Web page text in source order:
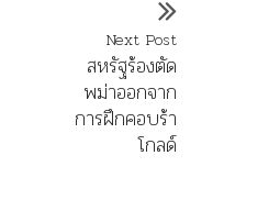
Next Post
สหรัฐร้องตัด
พม่าออกจาก
การฝึกคอบร้า
โกลด์